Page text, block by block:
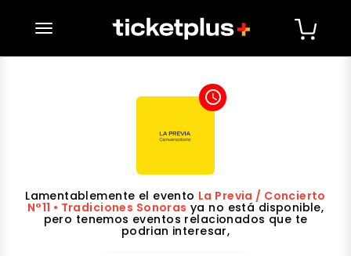
desplegar navegación
access_time
Lamentablemente el evento La Previa / Concierto
N°11 • Tradiciones Sonoras ya no está disponible,
pero tenemos eventos relacionados que te
podrian interesar,